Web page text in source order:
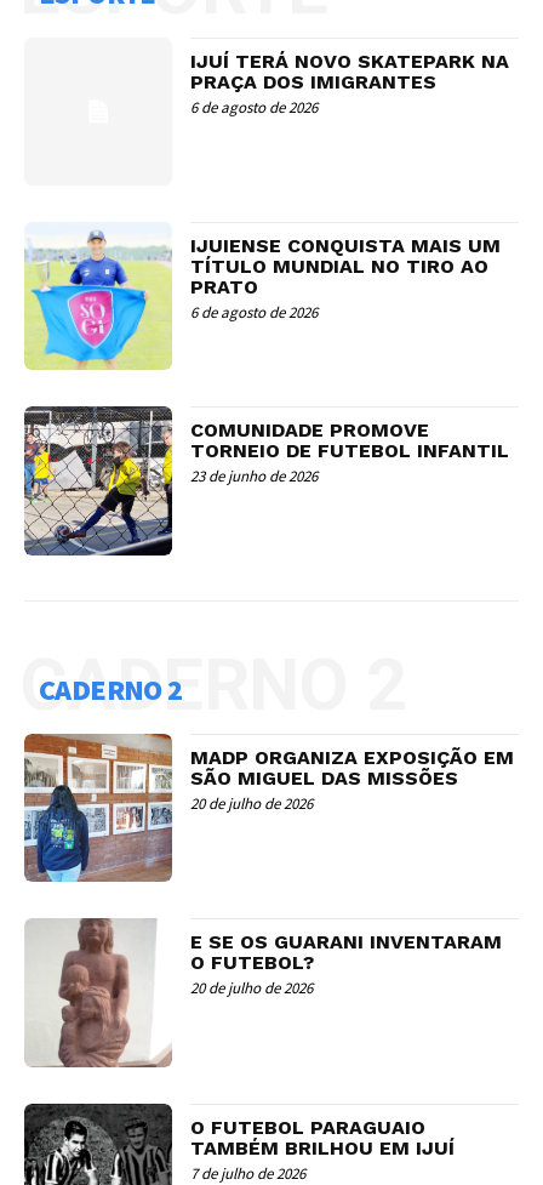
IJUÍ TERÁ NOVO SKATEPARK NA
PRAÇA DOS IMIGRANTES
6 de agosto de 2026
IJUIENSE CONQUISTA MAIS UM
TÍTULO MUNDIAL NO TIRO AO
PRATO
6 de agosto de 2026
COMUNIDADE PROMOVE
TORNEIO DE FUTEBOL INFANTIL
23 de junho de 2026
CADERNO 2
CADERNO 2
MADP ORGANIZA EXPOSIÇÃO EM
SÃO MIGUEL DAS MISSÕES
20 de julho de 2026
E SE OS GUARANI INVENTARAM
O FUTEBOL?
20 de julho de 2026
O FUTEBOL PARAGUAIO
TAMBÉM BRILHOU EM IJUÍ
7 de julho de 2026